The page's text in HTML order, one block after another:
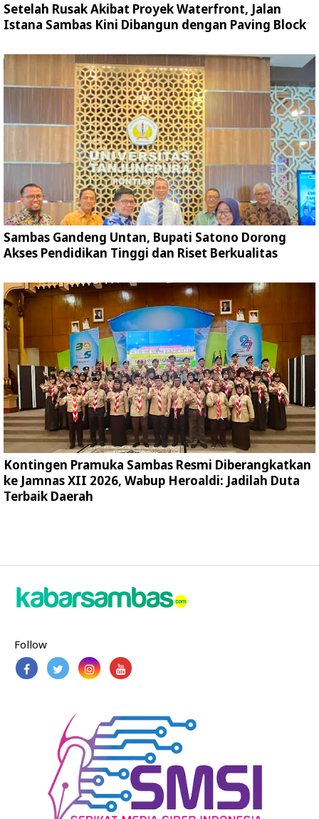
Setelah Rusak Akibat Proyek Waterfront, Jalan
Istana Sambas Kini Dibangun dengan Paving Block
Sambas Gandeng Untan, Bupati Satono Dorong
Akses Pendidikan Tinggi dan Riset Berkualitas
Kontingen Pramuka Sambas Resmi Diberangkatkan
ke Jamnas XII 2026, Wabup Heroaldi: Jadilah Duta
Terbaik Daerah
Follow